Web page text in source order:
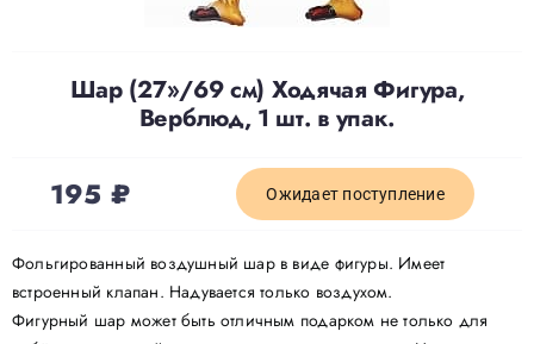
Политика конфиденциальности
Шар (27»/69 см) Ходячая Фигура,
Верблюд, 1 шт. в упак.
195₽ Ожидает поступление
Фольгированный воздушный шар в виде фигуры. Имеет
встроенный клапан. Надувается только воздухом.
Фигурный шар может быть отличным подарком не только для